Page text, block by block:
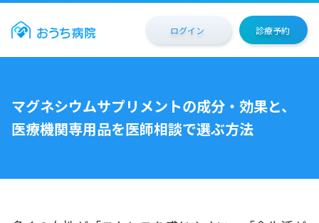
ログイン 診療予約
マグネシウムサプリメントの成分・効果と、
医療機関専用品を医師相談で選ぶ方法